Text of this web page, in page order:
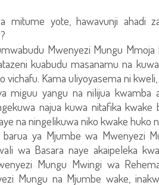
mitume yote, hawavunji ahadi
Mwenyezi Mungu
kuabudu masanamu na
vichafu. Kama uliyoyasema ni
miguu yangu na nilijua kwamba
najua kuwa nitafika kwake
na ningelikuwa niko kwake huko
ya Mjumbe wa Mwenyezi
wa Basara naye akaipeleka
Mungu Mwingi wa
Mungu na Mjumbe wake,